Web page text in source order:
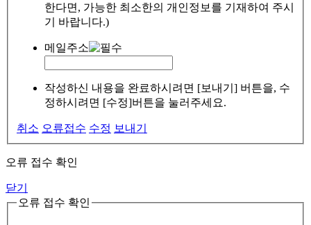
한다면, 가능한 최소한의 개인정보를 기재하여 주시
기 바랍니다.)
메일주소
작성하신 내용을 완료하시려면 [보내기] 버튼을, 수
정하시려면 [수정]버튼을 눌러주세요.
취소 오류접수 수정 보내기
오류 접수 확인
닫기
오류 접수 확인